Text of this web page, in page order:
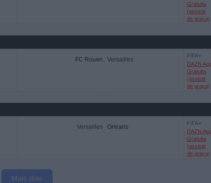
Gratuita
(assistir
de graça)
FC Rouen Versailles
FIFA+
DAZN
Gratuita
(assistir
de graça)
Versailles Orleans
FIFA+
DAZN
Gratuita
(assistir
de graça)
Mais días